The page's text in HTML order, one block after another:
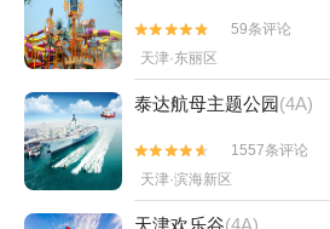


59条评论
天津·东丽区
泰达航母主题公园(4A)


1557条评论
天津·滨海新区
天津欢乐谷(4A)